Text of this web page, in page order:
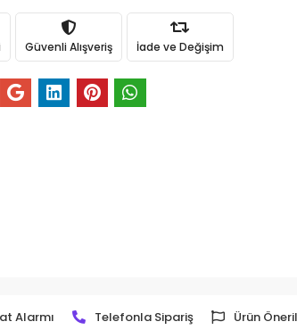
Güvenli Alışveriş İade ve Değişim
Alarmı Telefonla Sipariş Ürün